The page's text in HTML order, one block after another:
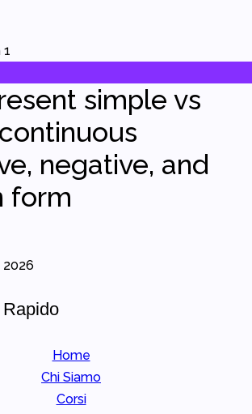
simple vs
negative, and
form
2026
Home
Chi Siamo
Corsi